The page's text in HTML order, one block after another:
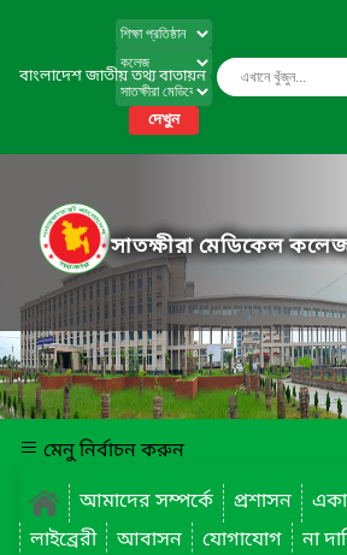
বাংলাদেশ জাতীয় তথ্য বাতায়ন
দেখুন
সাতক্ষীরা মেডিকেল
মেনু নির্বাচন করুন
আমাদের সম্পর্কে
প্রশাসন
লাইব্রেরী
আবাসন যোগাযোগ না